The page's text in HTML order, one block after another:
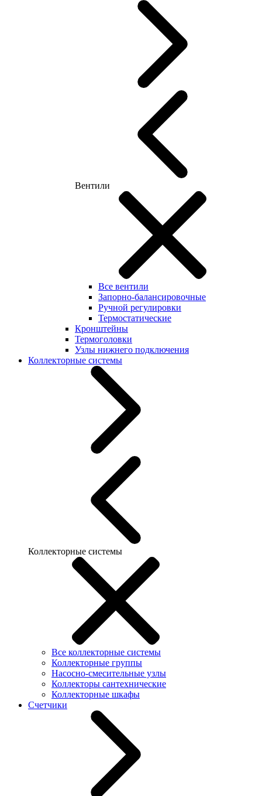
Вентили
Все вентили
Запорно-балансировочные
Ручной регулировки
Термостатические
Кронштейны
Термоголовки
Узлы нижнего подключения
Коллекторные системы
Коллекторные системы
Все коллекторные системы
Коллекторные группы
Насосно-смесительные узлы
Коллекторы сантехнические
Коллекторные шкафы
Счетчики